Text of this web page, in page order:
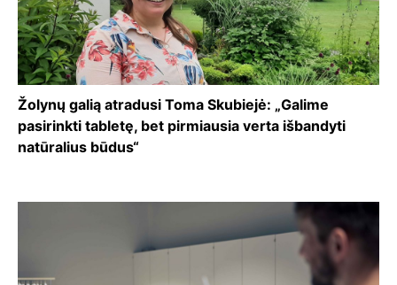
Žolynų galią atradusi Toma Skubiejė: „Galime
pasirinkti tabletę, bet pirmiausia verta išbandyti
natūralius būdus“